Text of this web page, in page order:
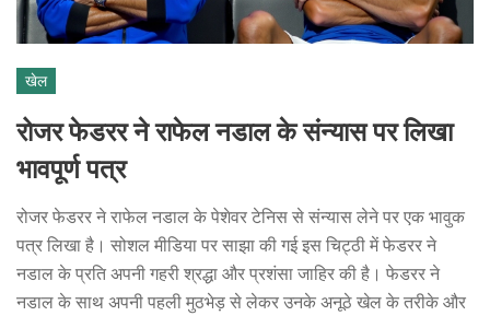
खेल
रोजर फेडरर ने राफेल नडाल के संन्यास पर लिखा
भावपूर्ण पत्र
रोजर फेडरर ने राफेल नडाल के पेशेवर टेनिस से संन्यास लेने पर एक भावुक
पत्र लिखा है। सोशल मीडिया पर साझा की गई इस चिट्ठी में फेडरर ने
नडाल के प्रति अपनी गहरी श्रद्धा और प्रशंसा जाहिर की है। फेडरर ने
नडाल के साथ अपनी पहली मुठभेड़ से लेकर उनके अनूठे खेल के तरीके और